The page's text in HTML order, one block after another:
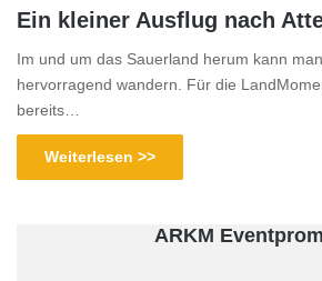
Ein kleiner Ausflug nach
Im und um das Sauerland herum kann
hervorragend wandern. Für die
bereits…
Weiterlesen >>
ARKM